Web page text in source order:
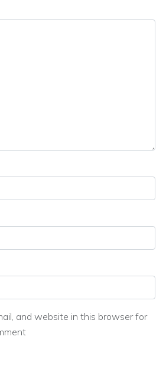
and website in this browser for